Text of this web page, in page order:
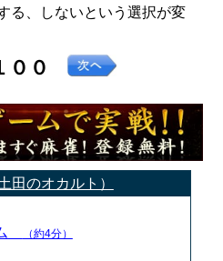
る、しないという選択が変
００
田のオカルト）
（約4分）